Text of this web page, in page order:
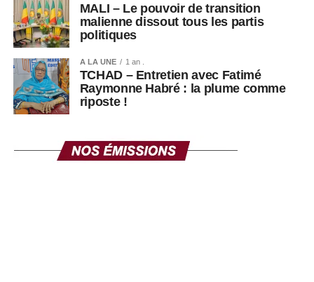
MALI – Le pouvoir de transition
malienne dissout tous les partis
politiques
A LA UNE 1 an .
TCHAD – Entretien avec Fatimé
Raymonne Habré : la plume comme
riposte !